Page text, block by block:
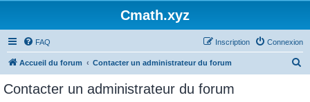
Cmath.xyz
FAQ Connexion
Inscription
Accueil du forum Contacter un administrateur du forum
Contacter un administrateur du forum